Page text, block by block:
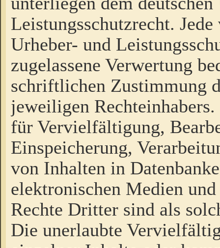
Leistungsschutzrecht.
Urheber- und
zugelassene Verwertung
schriftlichen Zustimmung
jeweiligen
für Vervielfältigung,
Einspeicherung,
von Inhalten in
elektronischen Medien
Rechte Dritter sind als
Die unerlaubte